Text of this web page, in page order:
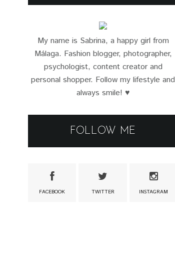
My name is Sabrina, a happy girl from
Málaga. Fashion blogger, photographer,
psychologist, content creator and
personal shopper. Follow my lifestyle and
always smile! ♥
FOLLOW ME
FACEBOOK TWITTER INSTAGRAM